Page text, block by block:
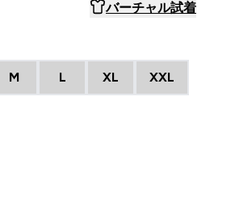
バーチャル試着
M L XL XXL